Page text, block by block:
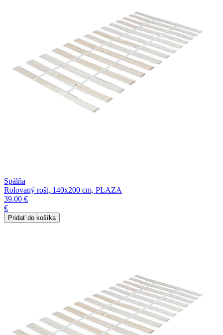
Spálňa
Rolovaný rošt, 140x200 cm, PLAZA
39.00 €
€